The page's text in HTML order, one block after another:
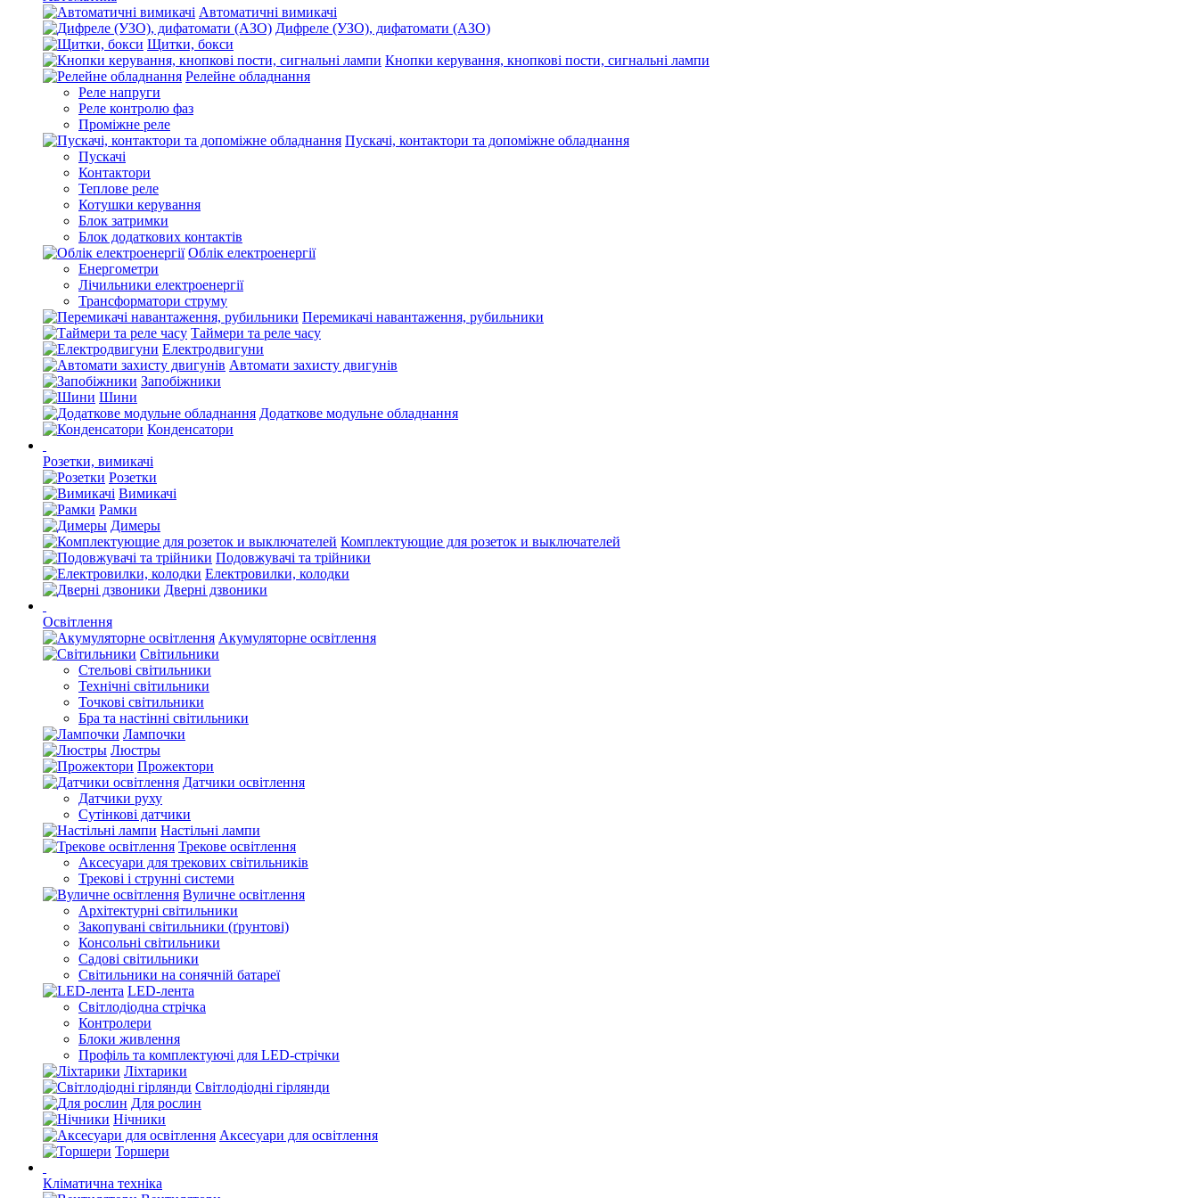
Автоматичні вимикачі
Дифреле (УЗО), дифатомати (АЗО)
Щитки, бокси
Кнопки керування, кнопкові пости, сигнальні лампи
Релейне обладнання
Реле напруги
Реле контролю фаз
Проміжне реле
Пускачі, контактори та допоміжне обладнання
Пускачі
Контактори
Теплове реле
Котушки керування
Блок затримки
Блок додаткових контактів
Облік електроенергії
Енергометри
Лічильники електроенергії
Трансформатори струму
Перемикачі навантаження, рубильники
Таймери та реле часу
Електродвигуни
Автомати захисту двигунів
Запобіжники
Шини
Додаткове модульне обладнання
Конденсатори
Розетки, вимикачі
Розетки
Вимикачі
Рамки
Димеры
Комплектующие для розеток и выключателей
Подовжувачі та трійники
Електровилки, колодки
Дверні дзвоники
Освітлення
Акумуляторне освітлення
Світильники
Стельові світильники
Технічні світильники
Точкові світильники
Бра та настінні світильники
Лампочки
Люстры
Прожектори
Датчики освітлення
Датчики руху
Сутінкові датчики
Настільні лампи
Трекове освітлення
Аксесуари для трекових світильників
Трекові і струнні системи
Вуличне освітлення
Архітектурні світильники
Закопувані світильники (ґрунтові)
Консольні світильники
Садові світильники
Світильники на сонячній батареї
LED-лента
Світлодіодна стрічка
Контролери
Блоки живлення
Профіль та комплектуючі для LED-стрічки
Ліхтарики
Світлодіодні гірлянди
Для рослин
Нічники
Аксесуари для освітлення
Торшери
Кліматична техніка